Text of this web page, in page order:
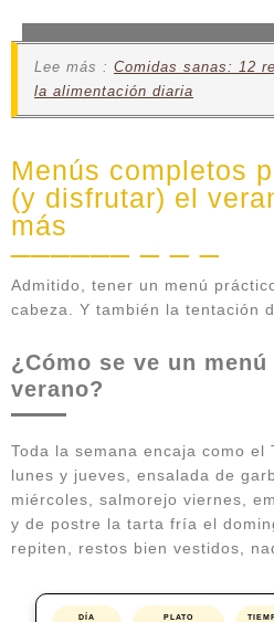
Lee más : Comidas sanas: 12
la alimentación diaria
Menús completos
(y disfrutar) el
más
Admitido, tener un menú
cabeza. Y también la tentación
¿Cómo se ve un
verano?
Toda la semana encaja como el
lunes y jueves, ensalada de
miércoles, salmorejo viernes,
y de postre la tarta fría el
repiten, restos bien vestidos,
DÍA
PLATO